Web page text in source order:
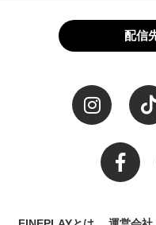
配信